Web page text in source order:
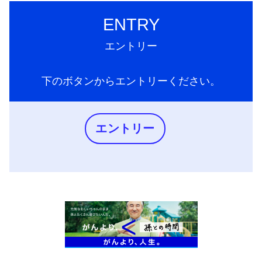
ENTRY
エントリー
下のボタンからエントリーください。
エントリー